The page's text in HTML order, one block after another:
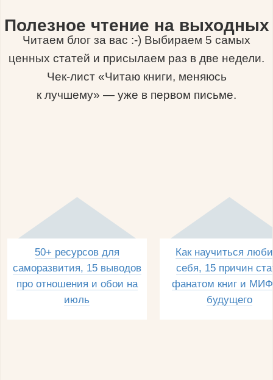
Полезное чтение на выходных
Читаем блог за вас :-) Выбираем 5 самых
ценных статей и присылаем раз в две недели.
Чек-лист «Читаю книги, меняюсь
к лучшему» — уже в первом письме.
50+ ресурсов для
саморазвития, 15 выводов
про отношения и обои на
июль
Как научиться
себя, 15 причин
фанатом книг и
будущего